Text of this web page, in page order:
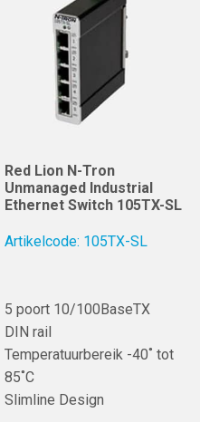
Red Lion N-Tron
Unmanaged Industrial
Ethernet Switch 105TX-SL
Artikelcode: 105TX-SL
5 poort 10/100BaseTX
DIN rail
Temperatuurbereik -40˚ tot
85˚C
Slimline Design